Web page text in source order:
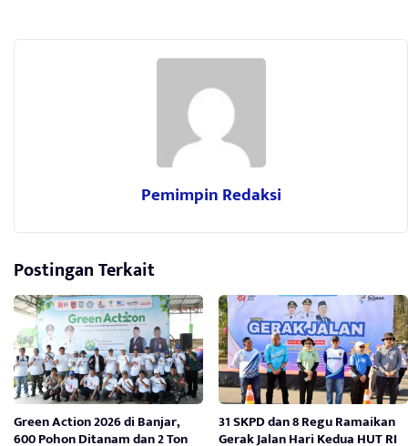
Pemimpin Redaksi
Postingan Terkait
Green Action 2026 di Banjar,
600 Pohon Ditanam dan 2 Ton
31 SKPD dan 8 Regu Ramaikan
Gerak Jalan Hari Kedua HUT RI